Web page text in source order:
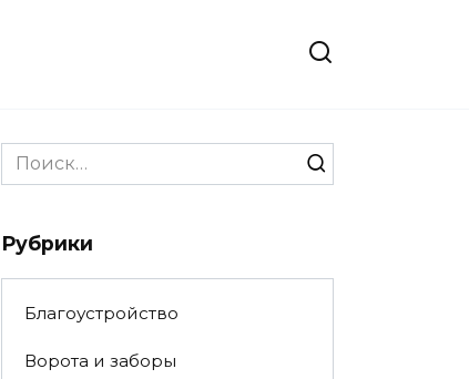
Search
for:
Рубрики
Благоустройство
Ворота и заборы